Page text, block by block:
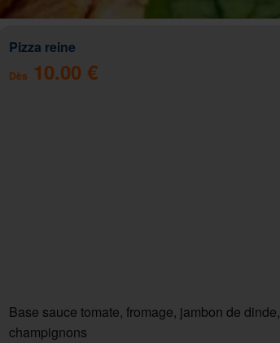
Pizza reine
Dès 10.00 €
Base sauce tomate, fromage, jambon de dinde,
champignons